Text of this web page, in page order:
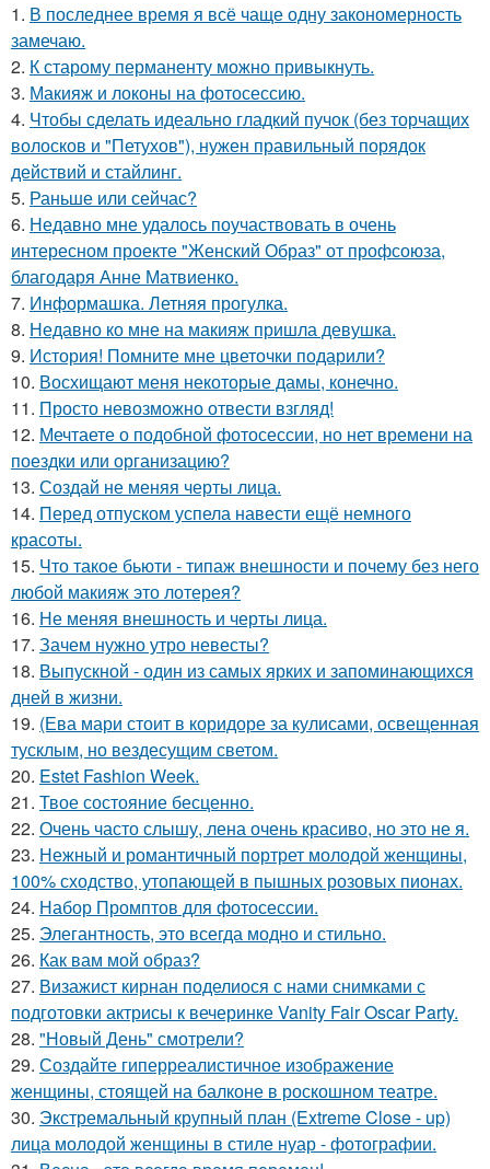
1. В последнее время я всё чаще одну закономерность
замечаю.
2. К старому перманенту можно привыкнуть.
3. Макияж и локоны на фотосессию.
4. Чтобы сделать идеально гладкий пучок (без торчащих
волосков и "Петухов"), нужен правильный порядок
действий и стайлинг.
5. Раньше или сейчас?
6. Недавно мне удалось поучаствовать в очень
интересном проекте "Женский Образ" от профсоюза,
благодаря Анне Матвиенко.
7. Информашка. Летняя прогулка.
8. Недавно ко мне на макияж пришла девушка.
9. История! Помните мне цветочки подарили?
10. Восхищают меня некоторые дамы, конечно.
11. Просто невозможно отвести взгляд!
12. Мечтаете о подобной фотосессии, но нет времени на
поездки или организацию?
13. Создай не меняя черты лица.
14. Перед отпуском успела навести ещё немного
красоты.
15. Что такое бьюти - типаж внешности и почему без него
любой макияж это лотерея?
16. Не меняя внешность и черты лица.
17. Зачем нужно утро невесты?
18. Выпускной - один из самых ярких и запоминающихся
дней в жизни.
19. (Ева мари стоит в коридоре за кулисами, освещенная
тусклым, но вездесущим светом.
20. Estet Fashion Week.
21. Твое состояние бесценно.
22. Очень часто слышу, лена очень красиво, но это не я.
23. Нежный и романтичный портрет молодой женщины,
100% сходство, утопающей в пышных розовых пионах.
24. Набор Промптов для фотосессии.
25. Элегантность, это всегда модно и стильно.
26. Как вам мой образ?
27. Визажист кирнан поделиося с нами снимками с
подготовки актрисы к вечеринке Vanity Fair Oscar Party.
28. "Новый День" смотрели?
29. Создайте гиперреалистичное изображение
женщины, стоящей на балконе в роскошном театре.
30. Экстремальный крупный план (Extreme Close - up)
лица молодой женщины в стиле нуар - фотографии.